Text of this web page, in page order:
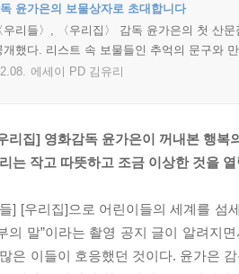
윤가은의 보물상자로 초대합니다
우리들〉, 〈우리집〉 감독 윤가은의 첫 산
개했다. 리스트 속 보물들인 추억의 문구와
에세이 PD 김유리
리집] 영화감독 윤가은이 꺼내본 행복
는 작고 따뜻하고 조금 이상한 것을
] [우리집]으로 어린이들의 세계를 섬
의 말”이라는 촬영 공지 글이 알려지
은 이들이 호응했던 것이다. 윤가은